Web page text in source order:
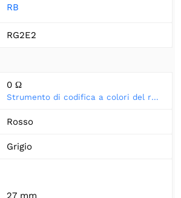
RB
RG2E2
0 Ω
Strumento di codifica a colori del resistore
Rosso
Grigio
27 mm